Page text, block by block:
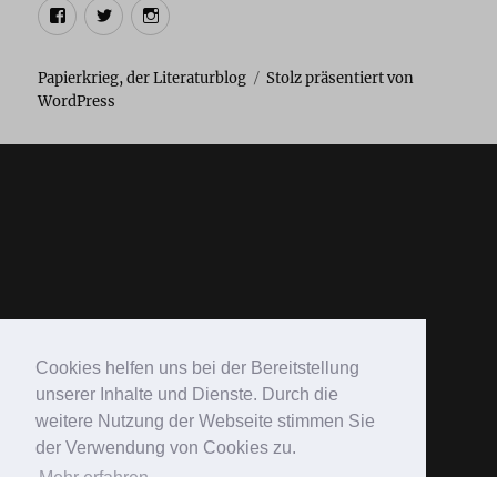
Cookies helfen uns bei der Bereitstellung
unserer Inhalte und Dienste. Durch die
weitere Nutzung der Webseite stimmen Sie
der Verwendung von Cookies zu.
Facebook
TwitterInstagram
Papierkrieg, der Literaturblog
Stolz präsentiert von
WordPress